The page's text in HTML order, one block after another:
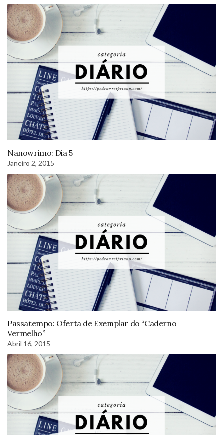
Nanowrimo: Dia 5
Janeiro 2, 2015
Passatempo: Oferta de Exemplar do “Caderno
Vermelho”
Abril 16, 2015